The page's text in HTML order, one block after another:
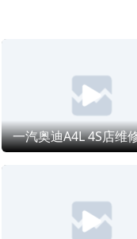
如此多的质量问题，不敢
且有据可依。毕竟很多车
什么区别对待。7.厂家
2026年
量问题
及前排
粉状物
不明，
胁，且
线。本
延保到5
件1年质